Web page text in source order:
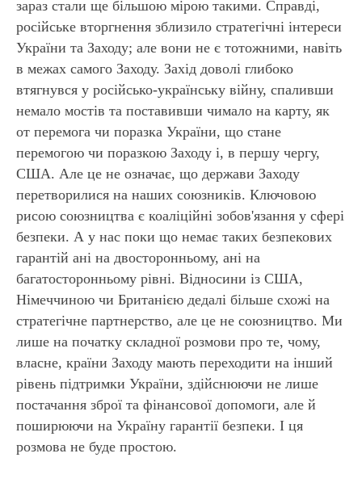
зараз стали ще більшою мірою такими. Справді,
російське вторгнення зблизило стратегічні інтереси
України та Заходу; але вони не є тотожними, навіть
в межах самого Заходу. Захід доволі глибоко
втягнувся у російсько-українську війну, спаливши
немало мостів та поставивши чимало на карту, як
от перемога чи поразка України, що стане
перемогою чи поразкою Заходу і, в першу чергу,
США. Але це не означає, що держави Заходу
перетворилися на наших союзників. Ключовою
рисою союзництва є коаліційні зобов'язання у сфері
безпеки. А у нас поки що немає таких безпекових
гарантій ані на двосторонньому, ані на
багатосторонньому рівні. Відносини із США,
Німеччиною чи Британією дедалі більше схожі на
стратегічне партнерство, але це не союзництво. Ми
лише на початку складної розмови про те, чому,
власне, країни Заходу мають переходити на інший
рівень підтримки України, здійснюючи не лише
постачання зброї та фінансової допомоги, але й
поширюючи на Україну гарантії безпеки. І ця
розмова не буде простою.